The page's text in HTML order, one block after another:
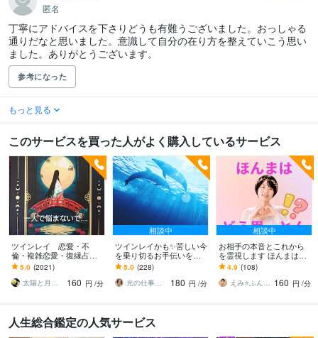
匿名
丁寧にアドバイスを下さりどうも有難うございました。おっしゃる
通りだなと思いました。意識して自分の在り方を整えていこう思い
ました。ありがとうございます。
参考になった
もっと見る
このサービスを買った人がよく購入しているサービス
ツインレイ 恋愛・不
倫・複雑恋愛・復縁占い
ます ツインレイ☯️気にな
る方！是非、占います✨
5.0 (2021)
太陽と月の光
160 円 /分
相談中
ツインレイかも✨苦しい今
を乗り切るお手伝いをし
ます ツインレイ✨出逢
い〜統合、あなたのスト
ーリーを聞かせて下さい
5.0 (228)
光の仕事人☆picari
180 円 /分
相談中
お相手の本音とこれから
を霊視します ほんまはど
う思っとん！？アゲサゲ
なしで降りたままお伝え
します
4.9 (108)
えみ⭐️ふんわり霊感ヒーリング 160 円 /分
人生総合鑑定の人気サービス